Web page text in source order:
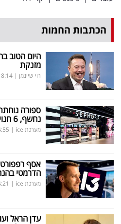
פרסמו
באייס
עקבו
אחרינו:
הכתבות החמות
היום הטוב
מזנקת
רוי שיינמן |
8:14
ספורה
נחשף, 6 חנויות כבר החודש
מערכת ice |
אסף
הדרמטי
מערכת ice |